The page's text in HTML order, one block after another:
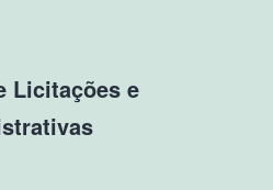
Licitações e